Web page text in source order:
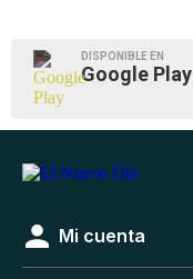
DISPONIBLE EN
Google Play
Mi cuenta